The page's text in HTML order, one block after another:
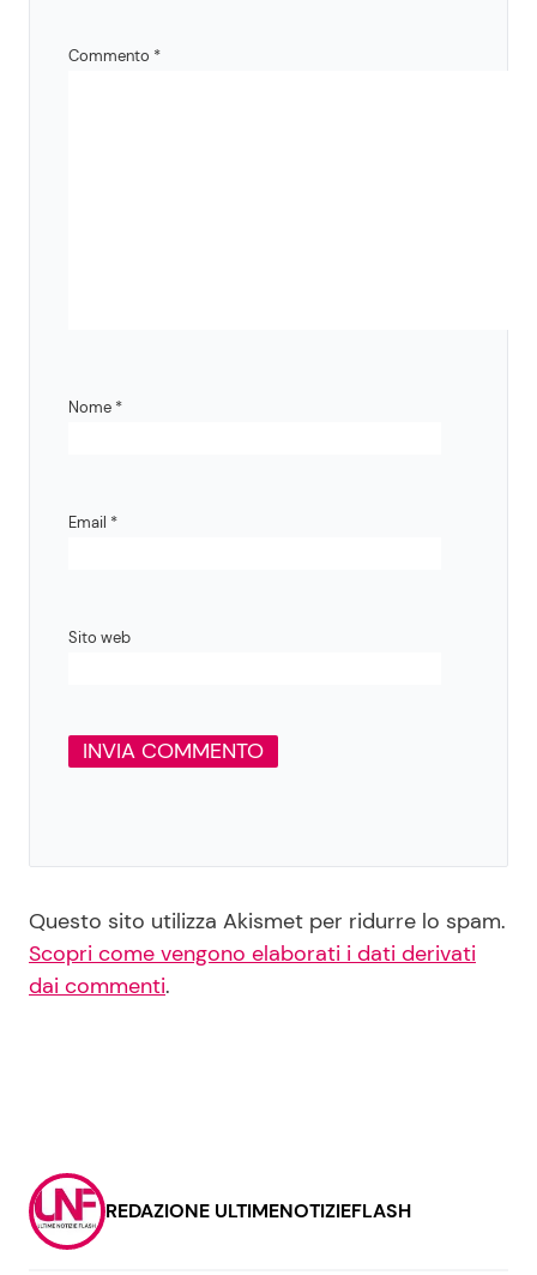
Commento *
Nome *
Email *
Sito web
Questo sito utilizza Akismet per ridurre lo spam.
Scopri come vengono elaborati i dati derivati
dai commenti.
REDAZIONE ULTIMENOTIZIEFLASH